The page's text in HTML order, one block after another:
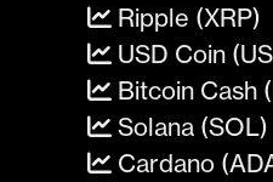
Ripple (XRP)
USD Coin
Bitcoin Cash
Solana (SOL)
Cardano